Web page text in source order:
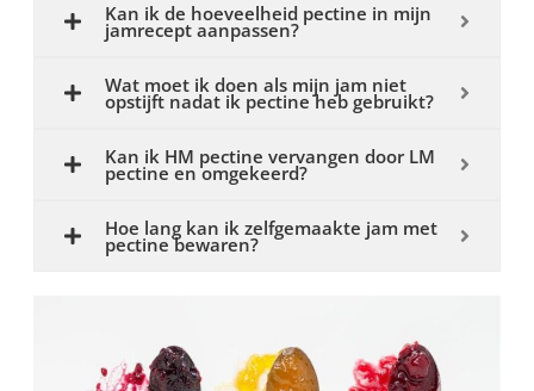
Kan ik de hoeveelheid pectine in mijn
jamrecept aanpassen?
Wat moet ik doen als mijn jam niet
opstijft nadat ik pectine heb gebruikt?
Kan ik HM pectine vervangen door LM
pectine en omgekeerd?
Hoe lang kan ik zelfgemaakte jam met
pectine bewaren?